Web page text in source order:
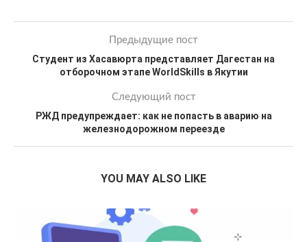
Предыдущие пост
Студент из Хасавюрта представляет Дагестан на
отборочном этапе WorldSkills в Якутии
Следующий пост
РЖД предупреждает: как не попасть в аварию на
железнодорожном переезде
YOU MAY ALSO LIKE